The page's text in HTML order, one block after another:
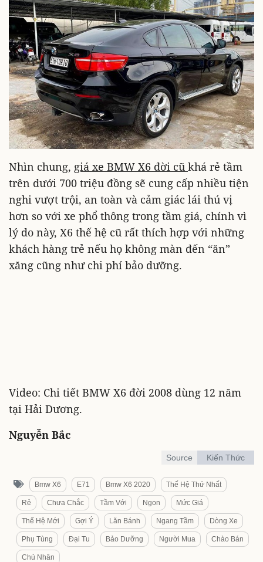
Nhìn chung, giá xe BMW X6 đời cũ khá rẻ tầm
trên dưới 700 triệu đồng sẽ cung cấp nhiều tiện
nghi vượt trội, an toàn và cảm giác lái thú vị
hơn so với xe phổ thông trong tầm giá, chính vì
lý do này, X6 thế hệ cũ rất thích hợp với những
khách hàng trẻ nếu họ không màn đến “ăn”
xăng cũng như chi phí bảo dưỡng.
Video: Chi tiết BMW X6 đời 2008 dùng 12 năm
tại Hải Dương.
Nguyễn Bắc
Source Kiến Thức
Bmw X6 E71 Bmw X6 2020 Thế Hệ Thứ Nhất
Rẻ Chưa Chắc Tầm Với Ngon Mức Giá
Thế Hệ Mới Gợi Ý Lăn Bánh Ngang Tầm Dòng Xe
Phụ Tùng Đại Tu Bảo Dưỡng Người Mua Chào Bán
Chủ Nhân